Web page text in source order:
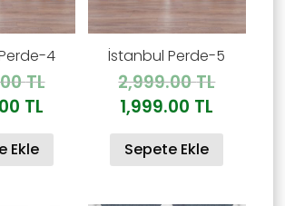
4
TLOrijinal
2,999.00 TL.
TLŞu
andaki
Ekle
İstanbul Perde-5
2,999.00TLOrijinal
1,999.00 TL
andaki
Sepete Ekle